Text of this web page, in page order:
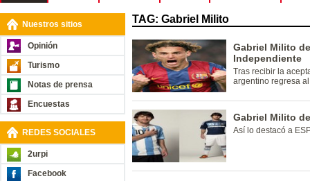
Nuestros sitios
Opinión
Turismo
Notas de prensa
Encuestas
REDES SOCIALES
2urpi
Facebook
TAG: Gabriel Milito
Gabriel Milito
Independiente
Tras recibir la
argentino regresa
Gabriel Milito
Así lo destacó a